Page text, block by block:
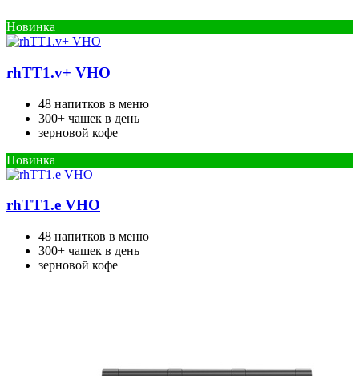
Новинка
rhTT1.v+ VHO
48 напитков в меню
300+ чашек в день
зерновой кофе
Новинка
rhTT1.e VHO
48 напитков в меню
300+ чашек в день
зерновой кофе